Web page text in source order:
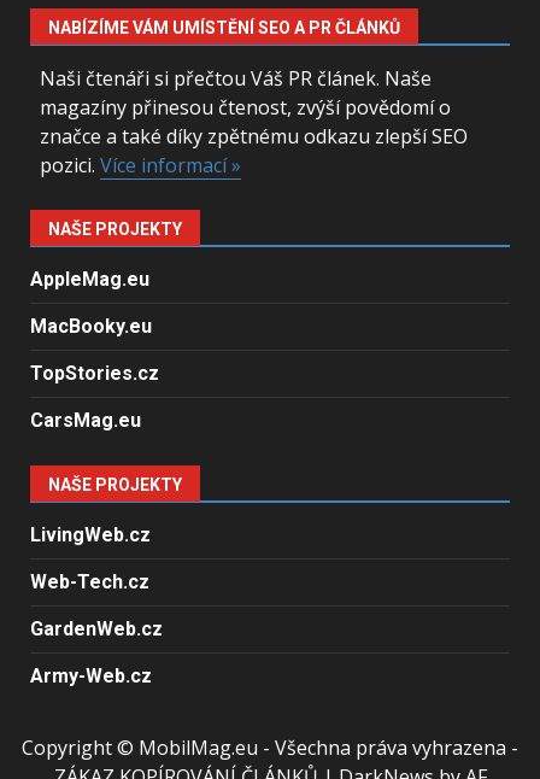
NABÍZÍME VÁM UMÍSTĚNÍ SEO A PR ČLÁNKŮ
Naši čtenáři si přečtou Váš PR článek. Naše
magazíny přinesou čtenost, zvýší povědomí o
značce a také díky zpětnému odkazu zlepší SEO
pozici. Více informací »
NAŠE PROJEKTY
AppleMag.eu
MacBooky.eu
TopStories.cz
CarsMag.eu
NAŠE PROJEKTY
LivingWeb.cz
Web-Tech.cz
GardenWeb.cz
Army-Web.cz
Copyright © MobilMag.eu - Všechna práva vyhrazena -